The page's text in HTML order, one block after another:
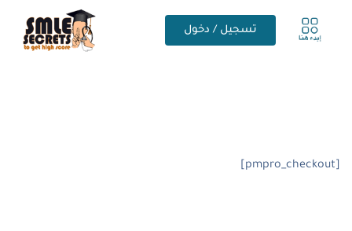
تسجيل / دخول
[pmpro_checkout]